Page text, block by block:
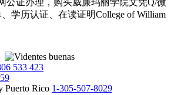
公证办理，购买威廉玛丽学院文凭Q/微
学历认证、在读证明College of William
533 423
1-305-507-8029